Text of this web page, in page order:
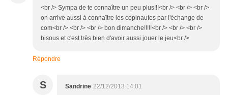
<br /> Sympa de te connaître un peu plus!!!<br /> <br /> <br />
on arrive aussi à connaître les copinautes par l'échange de
com<br /> <br /> <br /> bon dimanche!!!!!<br /> <br /> <br />
bisous et c'est très bien d'avoir aussi jouer le jeu<br />
Répondre
S Sandrine 22/12/2013 14:01